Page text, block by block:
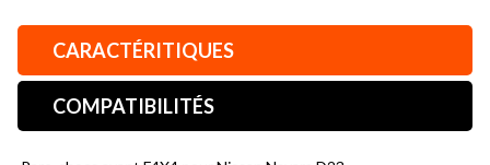
CARACTÉRITIQUES
COMPATIBILITÉS